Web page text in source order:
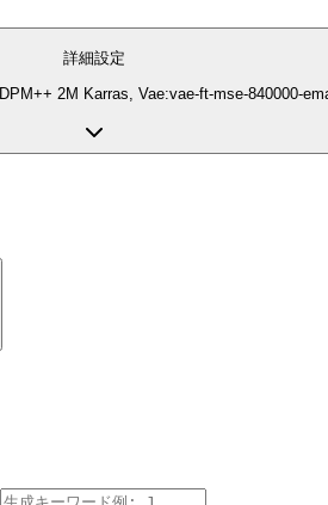
詳細設定
DPM++ 2M Karras, Vae:vae-ft-mse-840000-